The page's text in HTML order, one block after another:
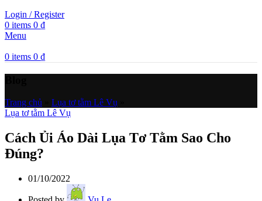
Login / Register
0 items 0 ₫
Menu
0 items 0 ₫
Trang chủ Lụa tơ tằm Lê Vụ
Lụa tơ tằm Lê Vụ
Cách Ủi Áo Dài Lụa Tơ Tằm Sao Cho
Đúng?
01/10/2022